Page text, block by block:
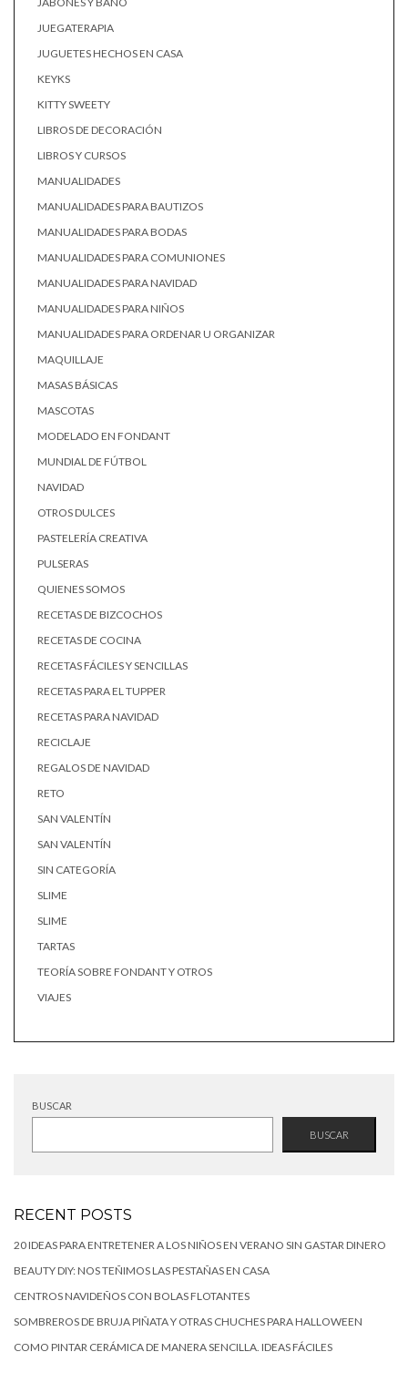
JUEGATERAPIA
JUGUETES HECHOS EN CASA
KEYKS
KITTY SWEETY
LIBROS DE DECORACIÓN
LIBROS Y CURSOS
MANUALIDADES
MANUALIDADES PARA BAUTIZOS
MANUALIDADES PARA BODAS
MANUALIDADES PARA COMUNIONES
MANUALIDADES PARA NAVIDAD
MANUALIDADES PARA NIÑOS
MANUALIDADES PARA ORDENAR U ORGANIZAR
MAQUILLAJE
MASAS BÁSICAS
MASCOTAS
MODELADO EN FONDANT
MUNDIAL DE FÚTBOL
NAVIDAD
OTROS DULCES
PASTELERÍA CREATIVA
PULSERAS
QUIENES SOMOS
RECETAS DE BIZCOCHOS
RECETAS DE COCINA
RECETAS FÁCILES Y SENCILLAS
RECETAS PARA EL TUPPER
RECETAS PARA NAVIDAD
RECICLAJE
REGALOS DE NAVIDAD
RETO
SAN VALENTÍN
SAN VALENTÍN
SIN CATEGORÍA
SLIME
SLIME
TARTAS
TEORÍA SOBRE FONDANT Y OTROS
VIAJES
BUSCAR
BUSCAR
RECENT POSTS
20 IDEAS PARA ENTRETENER A LOS NIÑOS EN VERANO SIN GASTAR DINERO
BEAUTY DIY: NOS TEÑIMOS LAS PESTAÑAS EN CASA
CENTROS NAVIDEÑOS CON BOLAS FLOTANTES
SOMBREROS DE BRUJA PIÑATA Y OTRAS CHUCHES PARA HALLOWEEN
COMO PINTAR CERÁMICA DE MANERA SENCILLA. IDEAS FÁCILES